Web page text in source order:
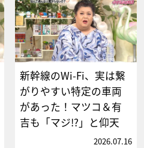
新幹線のWi-Fi、実は繋
がりやすい特定の車両
があった！マツコ＆有
吉も「マジ!?」と仰天
2026.07.16